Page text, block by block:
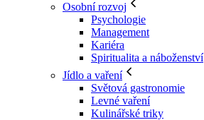
Osobní rozvoj
Psychologie
Management
Kariéra
Spiritualita a náboženství
Jídlo a vaření
Světová gastronomie
Levné vaření
Kulinářské triky